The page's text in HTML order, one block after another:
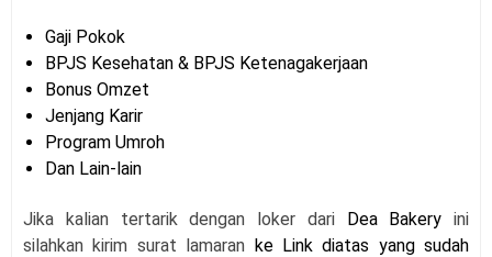
Gaji Pokok
BPJS Kesehatan & BPJS Ketenagakerjaan
Bonus Omzet
Jenjang Karir
Program Umroh
Dan Lain-lain
Jika kalian tertarik dengan loker dari Dea Bakery ini
silahkan kirim surat lamaran ke Link diatas yang sudah